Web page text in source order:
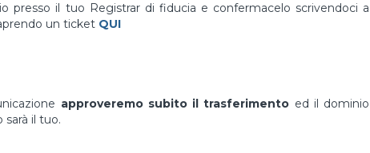
presso il tuo Registrar di fiducia e confermacelo scrivendoci a
un ticket QUI
approveremo subito il trasferimento ed il dominio
il tuo.